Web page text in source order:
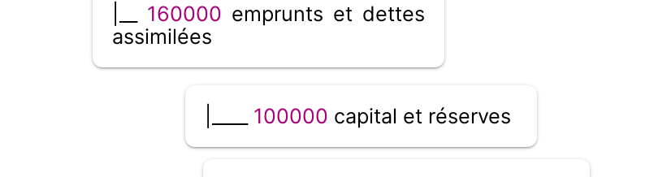
160000 emprunts et dettes
assimilées
100000 capital et réserves